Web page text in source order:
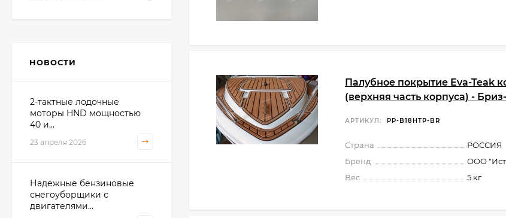
Палубное покрытие Eva-Teak
(верхняя часть корпуса) -
АРТИКУЛ: PP-B18HTP-BR
Страна
РОССИЯ
Бренд
ООО
Вес
5 кг
НОВОСТИ
2-тактные лодочные
моторы HND мощностью
40 и...
23 апреля 2026
Надежные бензиновые
снегоуборщики с
двигателями...